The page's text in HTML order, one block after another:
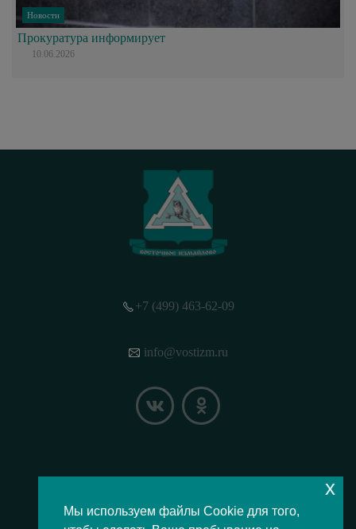
Новости
Прокуратура информирует
10.06.2026
+7 (499) 463-62-09
info@vostizm.ru
Мы используем файлы Cookie для того,
x